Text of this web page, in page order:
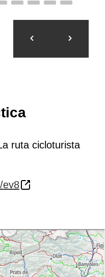
ruta cicloturista
ev8